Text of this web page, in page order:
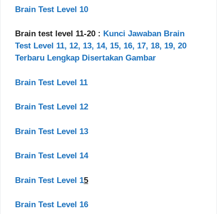
Brain Test Level 10
Brain test level 11-20 : Kunci Jawaban Brain
Test Level 11, 12, 13, 14, 15, 16, 17, 18, 19, 20
Terbaru Lengkap Disertakan Gambar
Brain Test Level 11
Brain Test Level 12
Brain Test Level 13
Brain Test Level 14
Brain Test Level 15
Brain Test Level 16